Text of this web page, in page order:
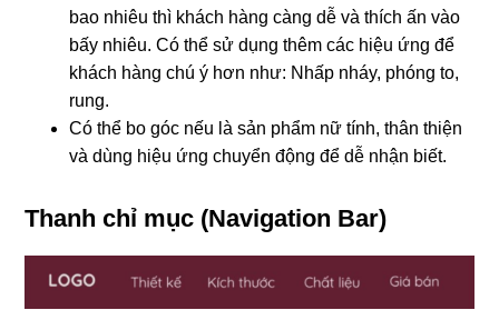
bao nhiêu thì khách hàng càng dễ và thích ấn vào
bấy nhiêu. Có thể sử dụng thêm các hiệu ứng để
khách hàng chú ý hơn như: Nhấp nháy, phóng to,
rung.
Có thể bo góc nếu là sản phẩm nữ tính, thân thiện
và dùng hiệu ứng chuyển động để dễ nhận biết.
Thanh chỉ mục (Navigation Bar)